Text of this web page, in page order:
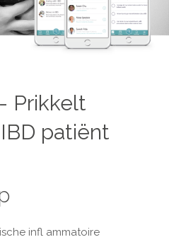
Prikkelt
patiënt
infl ammatoire